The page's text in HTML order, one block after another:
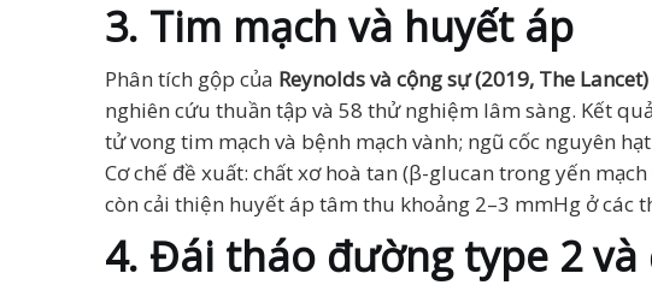
3. Tim mạch và huyết áp
Phân tích gộp của Reynolds và cộng sự (2019, The Lancet)
nghiên cứu thuần tập và 58 thử nghiệm lâm sàng. Kết
tử vong tim mạch và bệnh mạch vành; ngũ cốc nguyên
Cơ chế đề xuất: chất xơ hoà tan (β-glucan trong yến
còn cải thiện huyết áp tâm thu khoảng 2–3 mmHg ở
4. Đái tháo đường type 2